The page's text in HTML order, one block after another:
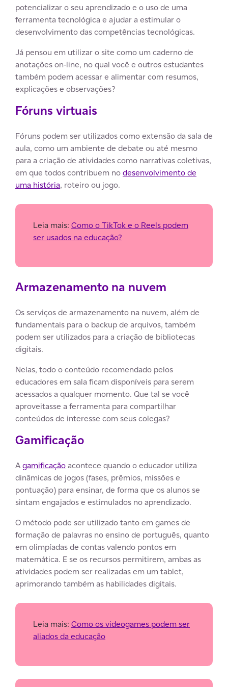
potencializar o seu aprendizado e o uso de uma
ferramenta tecnológica e ajudar a estimular o
desenvolvimento das competências tecnológicas.
Já pensou em utilizar o site como um caderno de
anotações on-line, no qual você e outros estudantes
também podem acessar e alimentar com resumos,
explicações e observações?
Fóruns virtuais
Fóruns podem ser utilizados como extensão da sala de
aula, como um ambiente de debate ou até mesmo
para a criação de atividades como narrativas coletivas,
em que todos contribuem nodesenvolvimento de
uma história, roteiro ou jogo.
Leia mais: Como o TikTok e o Reels podem
ser usados na educação?
Armazenamento na nuvem
Os serviços de armazenamento na nuvem, além de
fundamentais para o backup de arquivos, também
podem ser utilizados para a criação de bibliotecas
digitais.
Nelas, todo o conteúdo recomendado pelos
educadores em sala ficam disponíveis para serem
acessados a qualquer momento. Que tal se você
aproveitasse a ferramenta para compartilhar
conteúdos de interesse com seus colegas?
Gamificação
Agamificaçãoacontece quando o educador utiliza
dinâmicas de jogos (fases, prêmios, missões e
pontuação) para ensinar, de forma que os alunos se
sintam engajados e estimulados no aprendizado.
O método pode ser utilizado tanto em games de
formação de palavras no ensino de português, quanto
em olimpíadas de contas valendo pontos em
matemática. E se os recursos permitirem, ambas as
atividades podem ser realizadas em um tablet,
aprimorando também as habilidades digitais.
Leia mais: Como os videogames podem ser
aliados da educação